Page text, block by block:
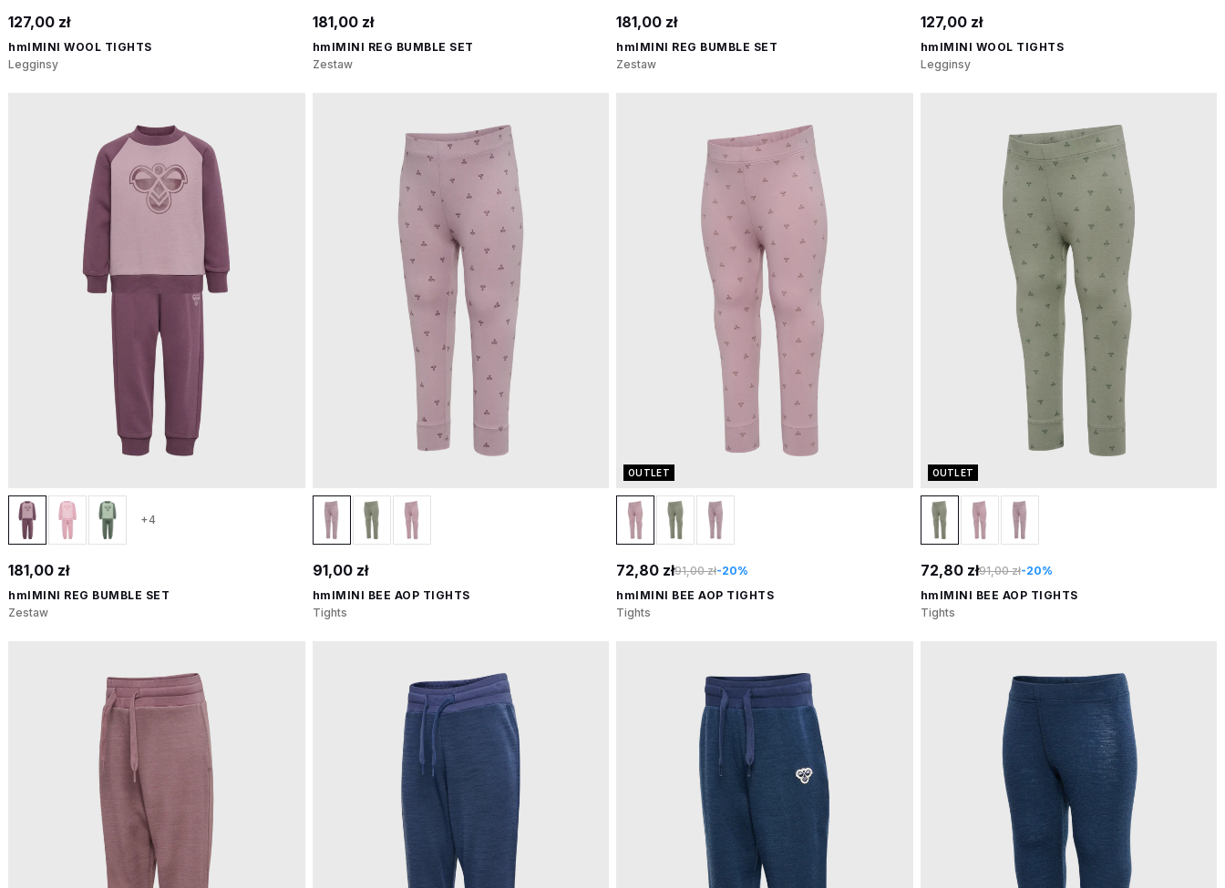
127,00 zł
hmlMINI WOOL TIGHTS
Legginsy
181,00 zł
hmlMINI REG BUMBLE SET
Zestaw
181,00 zł
hmlMINI REG BUMBLE SET
Zestaw
127,00 zł
hmlMINI WOOL TIGHTS
Legginsy
+4
181,00 zł
hmlMINI REG BUMBLE SET
Zestaw
91,00 zł
hmlMINI BEE AOP TIGHTS
Tights
OUTLET
72,80 zł91,00 zł-20%
hmlMINI BEE AOP TIGHTS
Tights
OUTLET
72,80 zł91,00 zł-20%
hmlMINI BEE AOP TIGHTS
Tights